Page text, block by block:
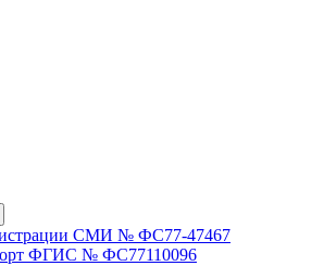
СМИ № ФС77-47467
ФГИС № ФС77110096